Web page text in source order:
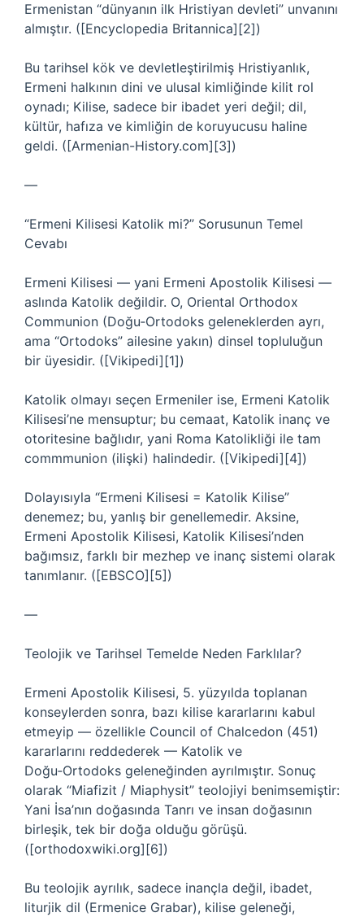
Ermenistan “dünyanın ilk Hristiyan devleti” unvanını
almıştır. ([Encyclopedia Britannica][2])
Bu tarihsel kök ve devletleştirilmiş Hristiyanlık,
Ermeni halkının dini ve ulusal kimliğinde kilit rol
oynadı; Kilise, sadece bir ibadet yeri değil; dil,
kültür, hafıza ve kimliğin de koruyucusu haline
geldi. ([Armenian-History.com][3])
—
“Ermeni Kilisesi Katolik mi?” Sorusunun Temel
Cevabı
Ermeni Kilisesi — yani Ermeni Apostolik Kilisesi —
aslında Katolik değildir. O, Oriental Orthodox
Communion (Doğu‑Ortodoks geleneklerden ayrı,
ama “Ortodoks” ailesine yakın) dinsel topluluğun
bir üyesidir. ([Vikipedi][1])
Katolik olmayı seçen Ermeniler ise, Ermeni Katolik
Kilisesi’ne mensuptur; bu cemaat, Katolik inanç ve
otoritesine bağlıdır, yani Roma Katolikliği ile tam
commmunion (ilişki) halindedir. ([Vikipedi][4])
Dolayısıyla “Ermeni Kilisesi = Katolik Kilise”
denemez; bu, yanlış bir genellemedir. Aksine,
Ermeni Apostolik Kilisesi, Katolik Kilisesi’nden
bağımsız, farklı bir mezhep ve inanç sistemi olarak
tanımlanır. ([EBSCO][5])
—
Teolojik ve Tarihsel Temelde Neden Farklılar?
Ermeni Apostolik Kilisesi, 5. yüzyılda toplanan
konseylerden sonra, bazı kilise kararlarını kabul
etmeyip — özellikle Council of Chalcedon (451)
kararlarını reddederek — Katolik ve
Doğu‑Ortodoks geleneğinden ayrılmıştır. Sonuç
olarak “Miafizit / Miaphysit” teolojiyi benimsemiştir:
Yani İsa’nın doğasında Tanrı ve insan doğasının
birleşik, tek bir doğa olduğu görüşü.
([orthodoxwiki.org][6])
Bu teolojik ayrılık, sadece inançla değil, ibadet,
liturjik dil (Ermenice Grabar), kilise geleneği,